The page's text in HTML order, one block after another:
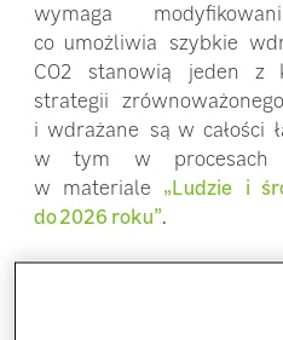
wymaga
co umożliwia szybkie
CO2 stanowią jeden z
strategii
i wdrażane są w całości
w tym w procesach
w materiale „Ludzie i
do 2026 roku”.
Zrównoważony rozwój